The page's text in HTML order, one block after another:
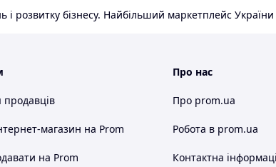
розвитку бізнесу. Найбільший маркетплейс
продавців
магазин на Prom
на Prom
Про нас
Про prom.ua
Робота в prom.ua
Контактна